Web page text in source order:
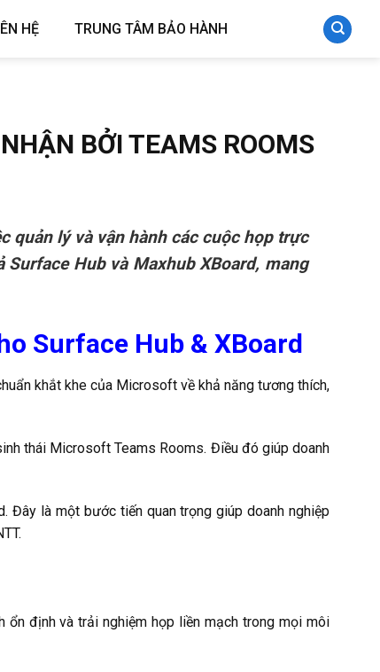
HỆ TRUNG TÂM BẢO HÀNH
BỞI TEAMS ROOMS
quản lý và vận hành các cuộc họp trực
Hub và Maxhub XBoard, mang
Surface Hub & XBoard
khắt khe của Microsoft về khả năng tương thích,
thái Microsoft Teams Rooms. Điều đó giúp doanh
Đây là một bước tiến quan trọng giúp doanh nghiệp
định và trải nghiệm họp liền mạch trong mọi môi